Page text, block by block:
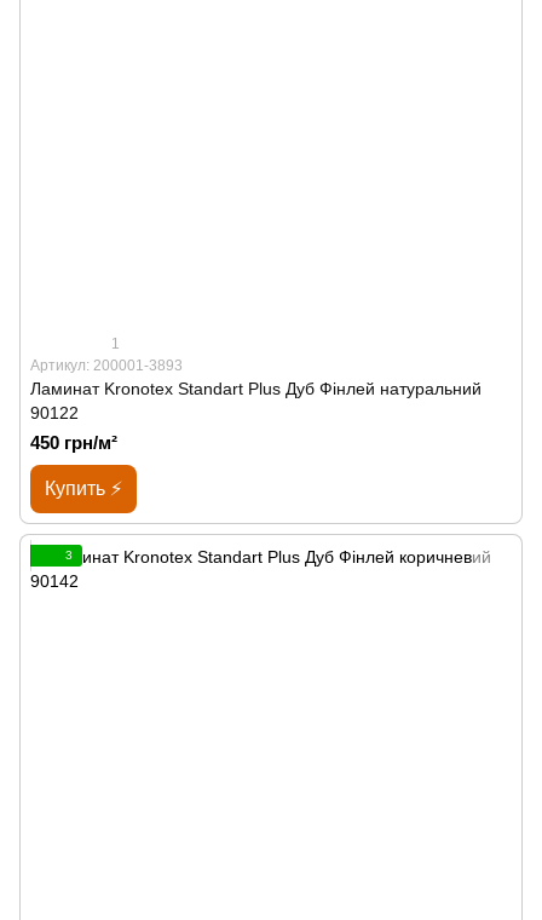
1
Артикул: 200001-3893
Ламинат Kronotex Standart Plus Дуб Фінлей натуральний
90122
450 грн/м²
Купить ⚡
3